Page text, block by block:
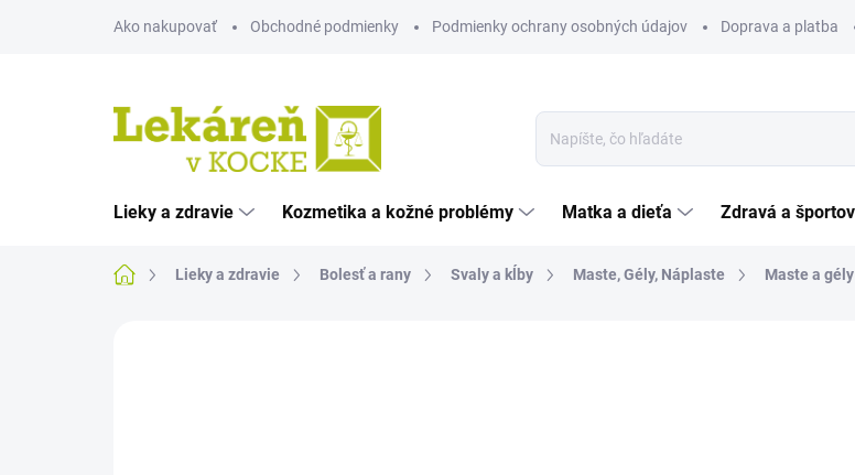
Ako nakupovať Obchodné podmienky Podmienky ochrany osobných údajov Doprava a platba
Lieky a zdravie Kozmetika a kožné problémy Matka a dieťa Zdravá a
DomovLieky a zdravie Bolesť a rany Svaly a kĺby Maste, Gély, Náplaste Maste a